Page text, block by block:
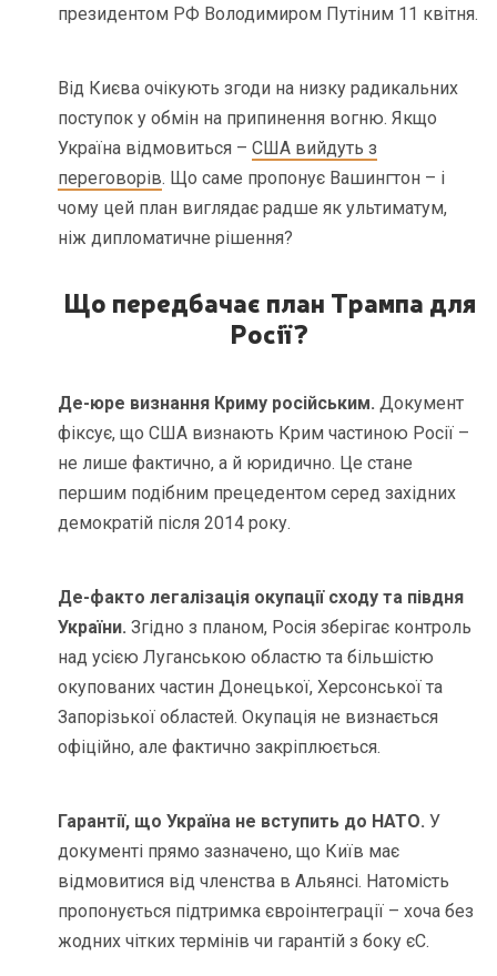
президентом РФ Володимиром Путіним 11 квітня.
Від Києва очікують згоди на низку радикальних
поступок у обмін на припинення вогню. Якщо
Україна відмовиться –США вийдуть з
переговорів. Що саме пропонує Вашингтон – і
чому цей план виглядає радше як ультиматум,
ніж дипломатичне рішення?
Що передбачає план Трампа для
Росії?
Де-юре визнання Криму російським. Документ
фіксує, що США визнають Крим частиною Росії –
не лише фактично, а й юридично. Це стане
першим подібним прецедентом серед західних
демократій після 2014 року.
Де-факто легалізація окупації сходу та півдня
України. Згідно з планом, Росія зберігає контроль
над усією Луганською областю та більшістю
окупованих частин Донецької, Херсонської та
Запорізької областей. Окупація не визнається
офіційно, але фактично закріплюється.
Гарантії, що Україна не вступить до НАТО. У
документі прямо зазначено, що Київ має
відмовитися від членства в Альянсі. Натомість
пропонується підтримка євроінтеграції – хоча без
жодних чітких термінів чи гарантій з боку єС.